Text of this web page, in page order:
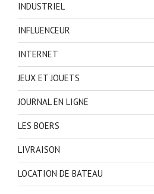
INDUSTRIEL
INFLUENCEUR
INTERNET
JEUX ET JOUETS
JOURNAL EN LIGNE
LES BOERS
LIVRAISON
LOCATION DE BATEAU